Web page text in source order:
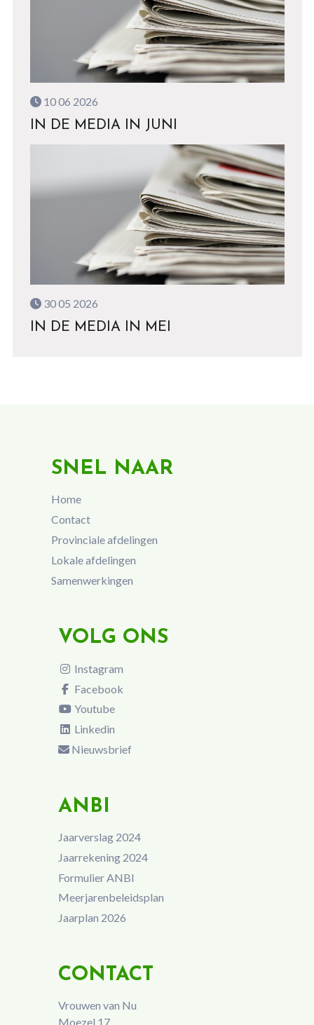
10 06 2026
IN DE MEDIA IN JUNI
30 05 2026
IN DE MEDIA IN MEI
SNEL NAAR
Home
Contact
Provinciale afdelingen
Lokale afdelingen
Samenwerkingen
VOLG ONS
Instagram
Facebook
Youtube
Linkedin
Nieuwsbrief
ANBI
Jaarverslag 2024
Jaarrekening 2024
Formulier ANBI
Meerjarenbeleidsplan
Jaarplan 2026
CONTACT
Vrouwen van Nu
Moezel 17